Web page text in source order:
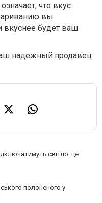
что вкус
вы
вкуснее будет ваш
надежный продавец
світло: це
полоненого у